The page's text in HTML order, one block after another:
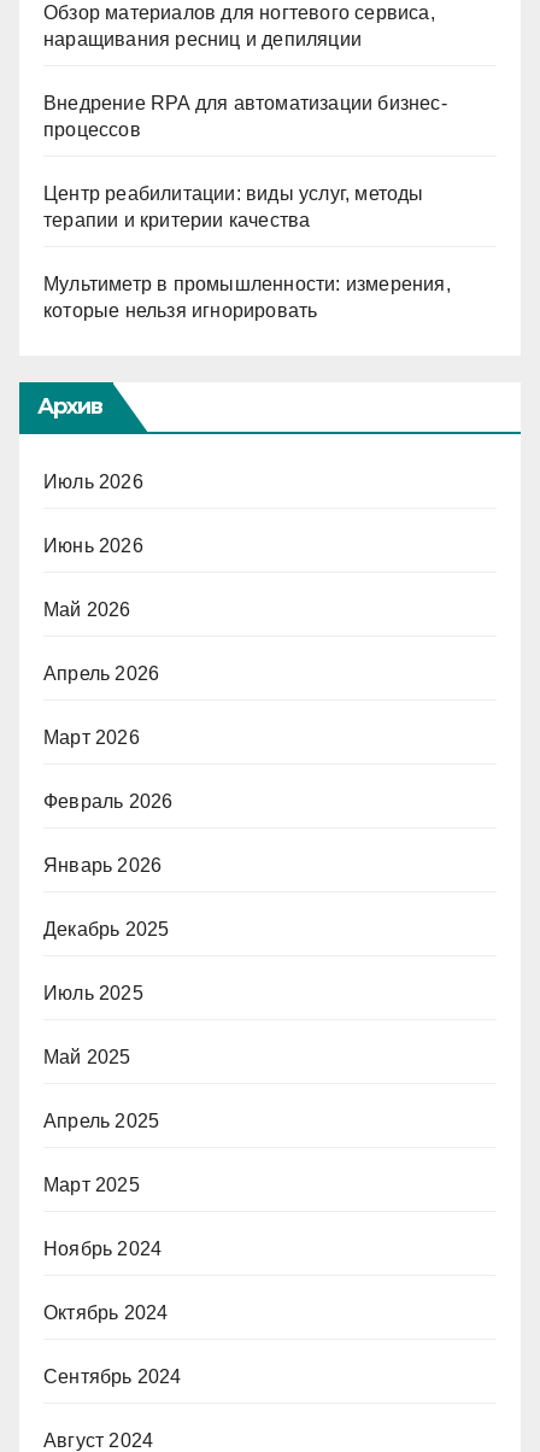
Обзор материалов для ногтевого сервиса,
наращивания ресниц и депиляции
Внедрение RPA для автоматизации бизнес-
процессов
Центр реабилитации: виды услуг, методы
терапии и критерии качества
Мультиметр в промышленности: измерения,
которые нельзя игнорировать
Архив
Июль 2026
Июнь 2026
Май 2026
Апрель 2026
Март 2026
Февраль 2026
Январь 2026
Декабрь 2025
Июль 2025
Май 2025
Апрель 2025
Март 2025
Ноябрь 2024
Октябрь 2024
Сентябрь 2024
Август 2024